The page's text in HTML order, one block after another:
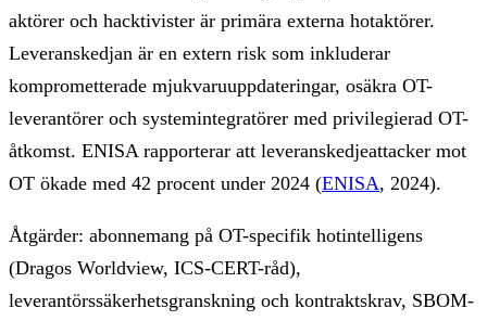
aktörer och hacktivister är primära externa hotaktörer.
Leveranskedjan är en extern risk som inkluderar
komprometterade mjukvaruuppdateringar, osäkra OT-
leverantörer och systemintegratörer med privilegierad OT-
åtkomst. ENISA rapporterar att leveranskedjeattacker mot
OT ökade med 42 procent under 2024 (ENISA, 2024).
Åtgärder: abonnemang på OT-specifik hotintelligens
(Dragos Worldview, ICS-CERT-råd),
leverantörssäkerhetsgranskning och kontraktskrav, SBOM-